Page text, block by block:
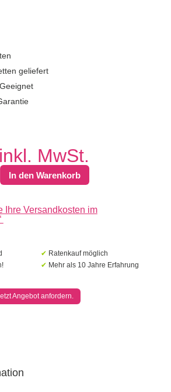
geliefert
inkl. MwSt.
In den Warenkorb
Ihre Versandkosten im
✔ Ratenkauf möglich
✔ Mehr als 10 Jahre Erfahrung
Angebot anfordern.